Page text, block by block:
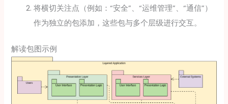
将横切关注点（例如：“安全”、“运维管理”、“通信”）
作为独立的包添加，这些包与多个层级进行交互。
解读包图示例